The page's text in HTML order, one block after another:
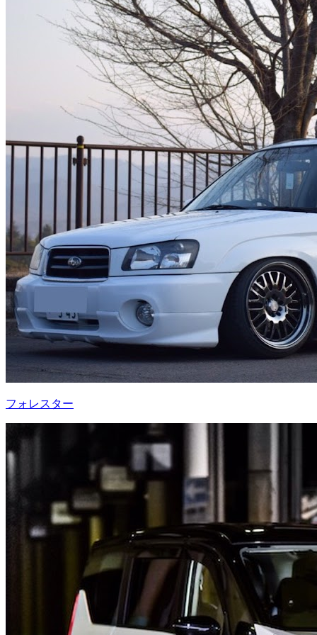
フォレスター